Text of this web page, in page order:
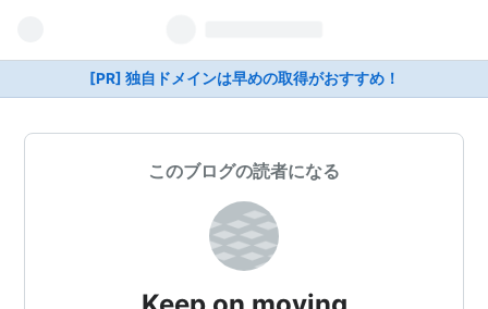
[PR] 独自ドメインは早めの取得がおすすめ！
このブログの読者になる